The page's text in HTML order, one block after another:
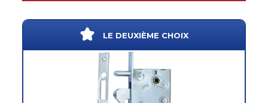
LE DEUXIÈME CHOIX